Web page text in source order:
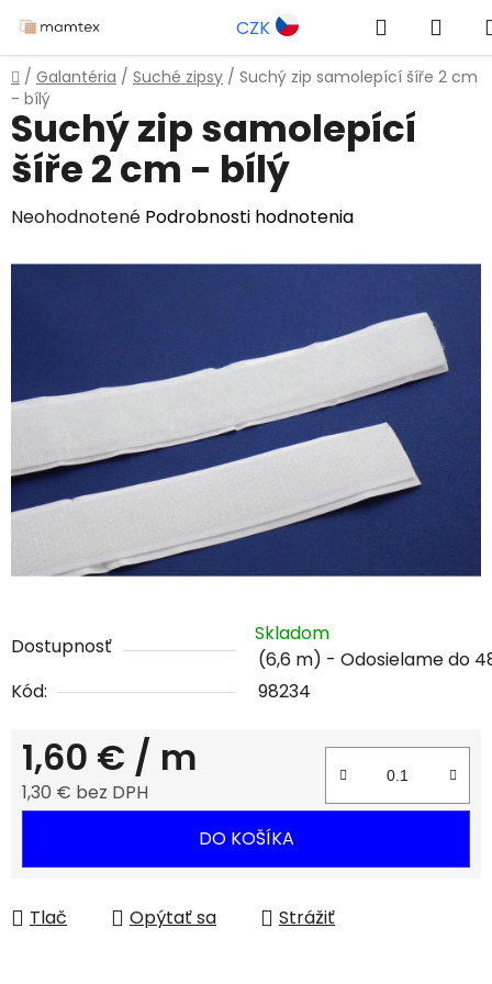
na
obsah
CZK Hľadať
Domov
/ Galantéria / Suché zipsy / Suchý zip samolepící šíře 2 cm
- bílý
Dostupnosť
Skladom
(6,6 m)
Kód:
98234
1,60 € / m
1,30 € bez DPH
DO KOŠÍKA
Tlač Opýtať sa Strážiť
Suchý zip samolepící
šíře 2 cm - bílý
Priemerné
Neohodnotené Podrobnosti hodnotenia